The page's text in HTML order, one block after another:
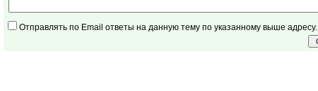
Отправлять по Email ответы на данную тему по указанному выше адресу.